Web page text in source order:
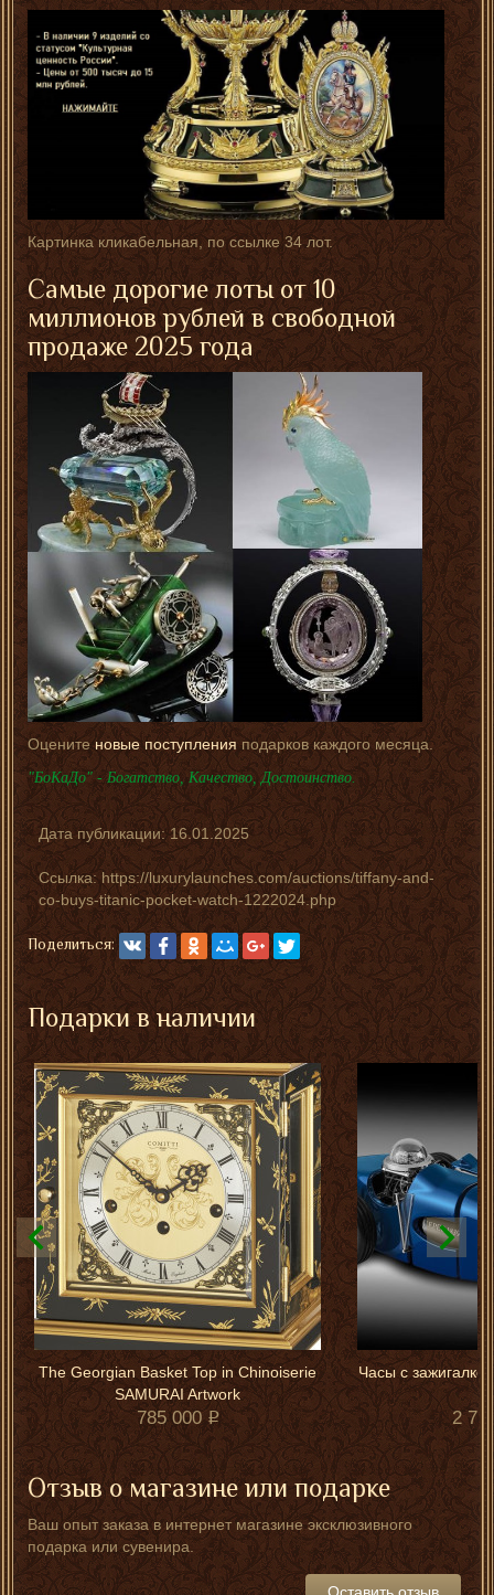
Картинка кликабельная, по ссылке 34 лот.
Самые дорогие лоты от 10
миллионов рублей в свободной
продаже 2025 года
Оценитеновые поступления подарков каждого месяца.
"БоКаДо" - Богатство, Качество, Достоинство.
Дата публикации:16.01.2025
Ссылка: https://luxurylaunches.com/auctions/tiffany-and-
co-buys-titanic-pocket-watch-1222024.php
Поделиться:
Подарки в наличии
The Georgian Basket Top in Chinoiserie
SAMURAI Artwork
785 000
Часы с
2
Отзыв о магазине или подарке
Ваш опыт заказа в интернет магазине эксклюзивного
подарка или сувенира.
Оставить отзыв